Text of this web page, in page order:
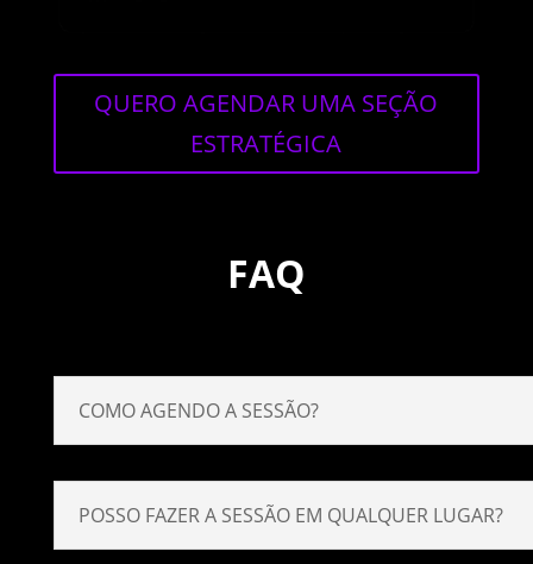
QUERO AGENDAR UMA SEÇÃO
ESTRATÉGICA
FAQ
COMO AGENDO A SESSÃO?
POSSO FAZER A SESSÃO EM QUALQUER LUGAR?